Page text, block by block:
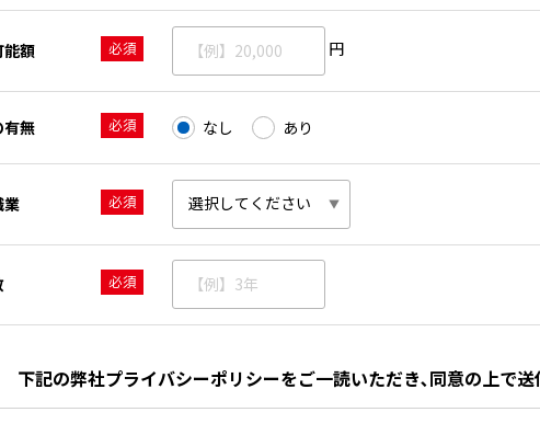
能額 必須 円
有無 必須 なし あり
業 必須
必須
下記の弊社プライバシーポリシーをご一読いただき､同意の上で送